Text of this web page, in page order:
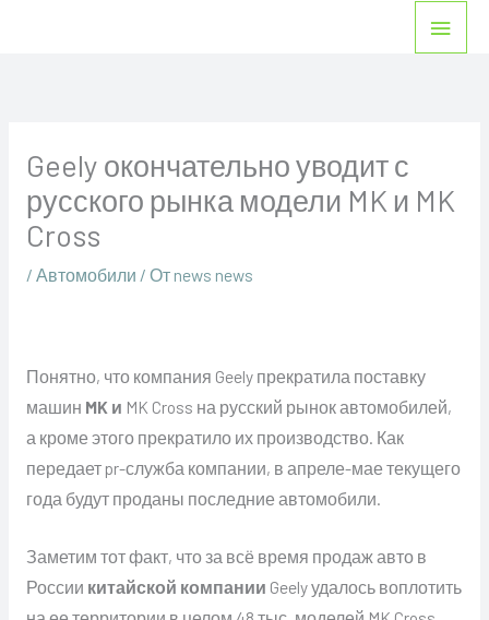
Geely окончательно уводит с
русского рынка модели MK и MK
Cross
/ Автомобили / От news news
Понятно, что компания Geely прекратила поставку
машин MK и MK Cross на русский рынок автомобилей,
а кроме этого прекратило их производство. Как
передает pr-служба компании, в апреле-мае текущего
года будут проданы последние автомобили.
Заметим тот факт, что за всё время продаж авто в
России китайской компании Geely удалось воплотить